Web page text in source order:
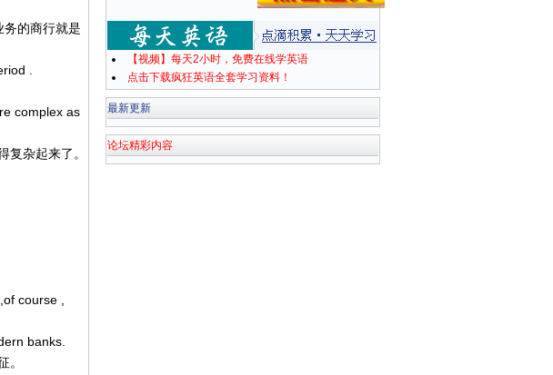
的商行就是
.
complex as
杂起来了。
course ,
banks.
。
【视频】每天2小时，免费在线学英语
点击下载疯狂英语全套学习资料！
最新更新
论坛精彩内容